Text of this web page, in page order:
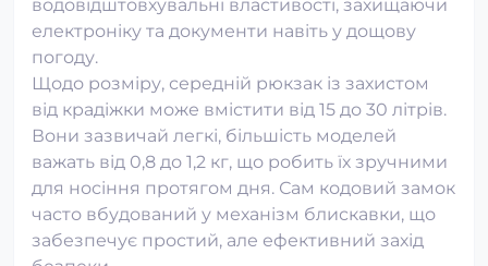
водовідштовхувальні властивості, захищаючи
електроніку та документи навіть у дощову
погоду.
Щодо розміру, середній рюкзак із захистом
від крадіжки може вмістити від 15 до 30 літрів.
Вони зазвичай легкі, більшість моделей
важать від 0,8 до 1,2 кг, що робить їх зручними
для носіння протягом дня. Сам кодовий замок
часто вбудований у механізм блискавки, що
забезпечує простий, але ефективний захід